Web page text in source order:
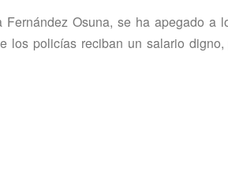
Osuna, se ha apegado a
policí­as reciban un salario